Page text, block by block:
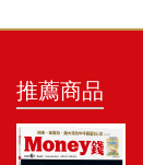
推薦商品